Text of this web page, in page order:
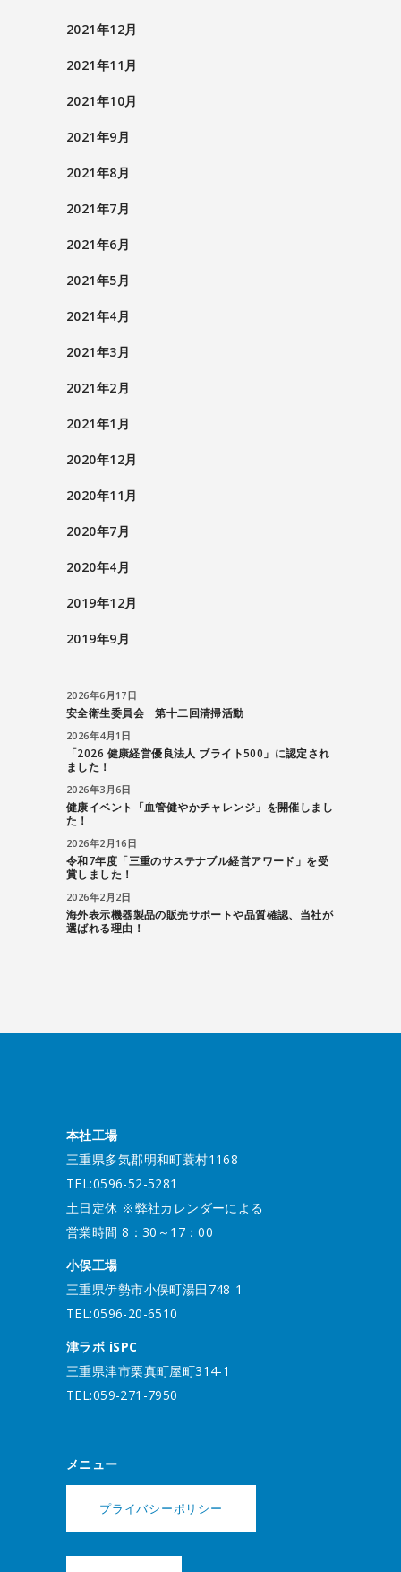
2021年12月
2021年11月
2021年10月
2021年9月
2021年8月
2021年7月
2021年6月
2021年5月
2021年4月
2021年3月
2021年2月
2021年1月
2020年12月
2020年11月
2020年7月
2020年4月
2019年12月
2019年9月
2026年6月17日
安全衛生委員会 第十二回清掃活動
2026年4月1日
「2026 健康経営優良法人 ブライト500」に認定され
ました！
2026年3月6日
健康イベント「血管健やかチャレンジ」を開催しまし
た！
2026年2月16日
令和7年度「三重のサステナブル経営アワード」を受
賞しました！
2026年2月2日
海外表示機器製品の販売サポートや品質確認、当社が
選ばれる理由！
本社工場
三重県多気郡明和町蓑村1168
TEL:0596-52-5281
土日定休 ※弊社カレンダーによる
営業時間 8：30～17：00
小俣工場
三重県伊勢市小俣町湯田748-1
TEL:0596-20-6510
津ラボ iSPC
三重県津市栗真町屋町314-1
TEL:059-271-7950
メニュー
プライバシーポリシー